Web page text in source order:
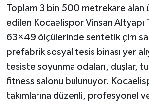
Toplam 3 bin 500 metrekare alan
edilen Kocaelispor Vinsan Altyapı
63×49 ölçülerinde sentetik çim
prefabrik sosyal tesis binası yer
tesiste soyunma odaları, duşlar,
fitness salonu bulunuyor.
takımlarına düzenli, profesyonel